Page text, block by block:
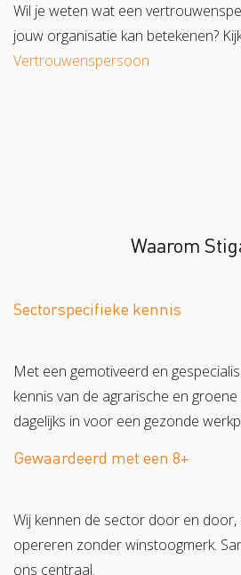
Wil je weten wat een
jouw organisatie kan betekenen?
Vertrouwenspersoon
Waarom
Sectorspecifieke kennis
Met een gemotiveerd en
kennis van de agrarische en
dagelijks in voor een gezonde
Gewaardeerd met een 8+
Wij kennen de sector door en door,
opereren zonder winstoogmerk.
ons centraal.